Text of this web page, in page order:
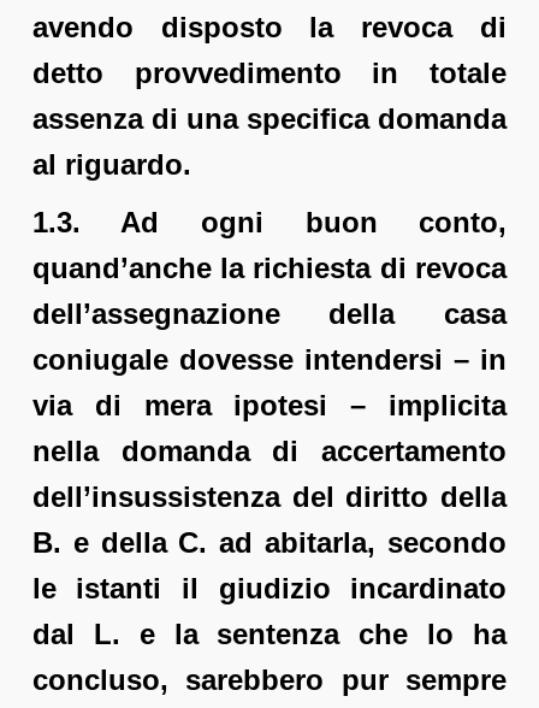
avendo disposto la revoca di
detto provvedimento in totale
assenza di una specifica domanda
al riguardo.
1.3. Ad ogni buon conto,
quand’anche la richiesta di revoca
dell’assegnazione della casa
coniugale dovesse intendersi – in
via di mera ipotesi – implicita
nella domanda di accertamento
dell’insussistenza del diritto della
B. e della C. ad abitarla, secondo
le istanti il giudizio incardinato
dal L. e la sentenza che lo ha
concluso, sarebbero pur sempre